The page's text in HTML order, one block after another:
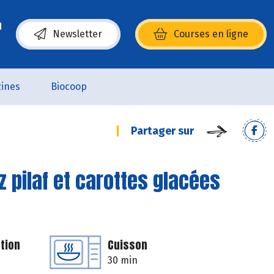
Newsletter Courses en ligne
(s’ouvre dans une nouvelle fenêtre)
Biocoop
Partager sur
pilaf et carottes glacées
Cuisson
30 min